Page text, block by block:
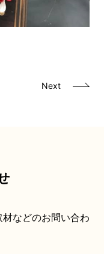
Next
などのお問い合わ